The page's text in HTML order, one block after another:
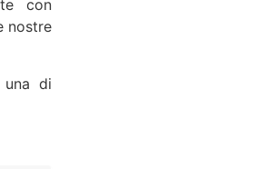
con
nostre
di